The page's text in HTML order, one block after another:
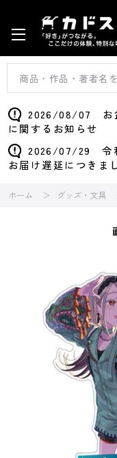
2026/08/07 お
に関するお知らせ
2026/07/29 令
お届け遅延につきま
ホーム グッズ・文具